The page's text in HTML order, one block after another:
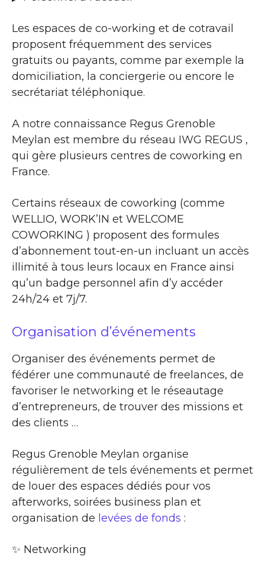
Les espaces de co-working et de cotravail
proposent fréquemment des services
gratuits ou payants, comme par exemple la
domiciliation, la conciergerie ou encore le
secrétariat téléphonique.
A notre connaissance Regus Grenoble
Meylan est membre du réseau IWG REGUS ,
qui gère plusieurs centres de coworking en
France.
Certains réseaux de coworking (comme
WELLIO, WORK’IN et WELCOME
COWORKING ) proposent des formules
d’abonnement tout-en-un incluant un accès
illimité à tous leurs locaux en France ainsi
qu’un badge personnel afin d’y accéder
24h/24 et 7j/7.
Organisation d’événements
Organiser des événements permet de
fédérer une communauté de freelances, de
favoriser le networking et le réseautage
d’entrepreneurs, de trouver des missions et
des clients …
Regus Grenoble Meylan organise
régulièrement de tels événements et permet
de louer des espaces dédiés pour vos
afterworks, soirées business plan et
organisation de levées de fonds :
✨​ Networking